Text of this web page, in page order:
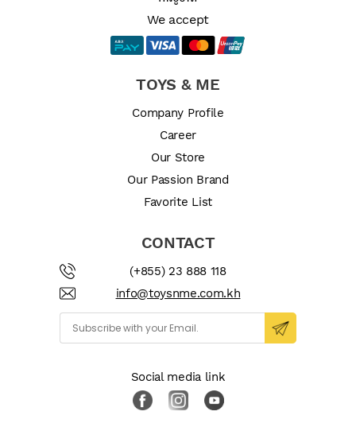
We accept
TOYS & ME
Company Profile
Career
Our Store
Our Passion Brand
Favorite List
CONTACT
(+855) 23 888 118
info@toysnme.com.kh
Social media link